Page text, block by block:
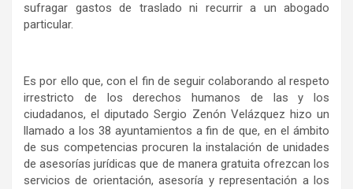
sufragar gastos de traslado ni recurrir a un abogado
particular.
Es por ello que, con el fin de seguir colaborando al respeto
irrestricto de los derechos humanos de las y los
ciudadanos, el diputado Sergio Zenón Velázquez hizo un
llamado a los 38 ayuntamientos a fin de que, en el ámbito
de sus competencias procuren la instalación de unidades
de asesorías jurídicas que de manera gratuita ofrezcan los
servicios de orientación, asesoría y representación a los